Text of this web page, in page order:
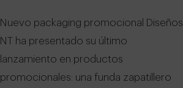
Nuevo packaging promocional Diseños
NT ha presentado su último
lanzamiento en productos
promocionales: una funda zapatillero